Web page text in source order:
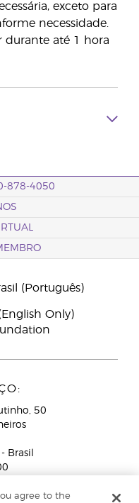
exceto para
necessidade.
durante até 1 hora
878-4050
(Português)
Only)
50
Brasil
agree to the